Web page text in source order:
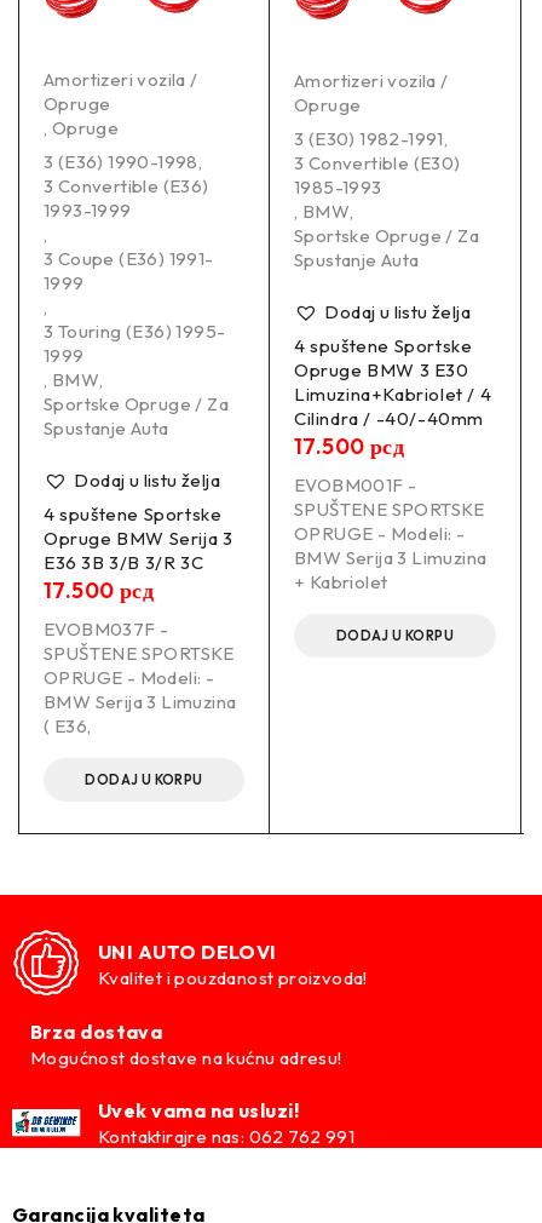
Amortizeri vozila /
Opruge
, Opruge
3 (E36) 1990-1998,
3 Convertible (E36)
1993-1999
,
3 Coupe (E36) 1991-
1999
,
3 Touring (E36) 1995-
1999
, BMW,
Sportske Opruge / Za
Spustanje Auta
Dodaj u listu želja
4 spuštene Sportske
Opruge BMW Serija 3
E36 3B 3/B 3/R 3C
17.500 рсд
EVOBM037F -
SPUŠTENE SPORTSKE
OPRUGE - Modeli: -
BMW Serija 3 Limuzina
( E36,
DODAJ U KORPU
Amortizeri vozila /
Opruge
3 (E30) 1982-1991,
3 Convertible (E30)
1985-1993
, BMW,
Sportske Opruge / Za
Spustanje Auta
Dodaj u listu želja
4 spuštene Sportske
Opruge BMW 3 E30
Limuzina+Kabriolet / 4
Cilindra / -40/-40mm
17.500 рсд
EVOBM001F -
SPUŠTENE SPORTSKE
OPRUGE - Modeli: -
BMW Serija 3 Limuzina
+ Kabriolet
DODAJ U KORPU
UNI AUTO DELOVI
Kvalitet i pouzdanost proizvoda!
Brza dostava
Mogućnost dostave na kućnu adresu!
Uvek vama na usluzi!
Kontaktirajre nas: 062 762 991
Garancija kvaliteta